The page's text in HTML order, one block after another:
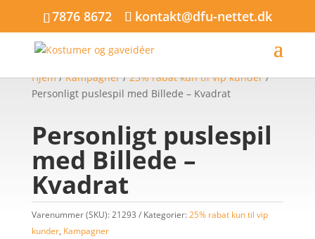
7876 8672 kontakt@dfu-nettet.dk
Hjem/Kampagner/25% rabat kun til vip kunder/
Personligt puslespil med Billede – Kvadrat
Personligt puslespil
med Billede –
Kvadrat
Varenummer (SKU):21293 Kategorier:25% rabat kun til vip
kunder, Kampagner